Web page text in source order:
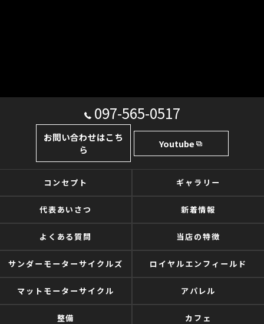
097-565-0517
お問い合わせはこち
ら
Youtube
コンセプト ギャラリー
代表あいさつ 新着情報
よくある質問 当店の特徴
サンダーモーターサイクルズ ロイヤルエンフィールド
マットモーターサイクル アパレル
整備 カフェ